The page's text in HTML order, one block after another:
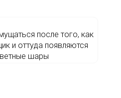
после того, как
и оттуда появляются
шары